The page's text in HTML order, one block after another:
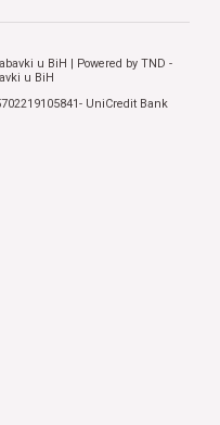
u BiH | Powered by TND -
u BiH
UniCredit Bank